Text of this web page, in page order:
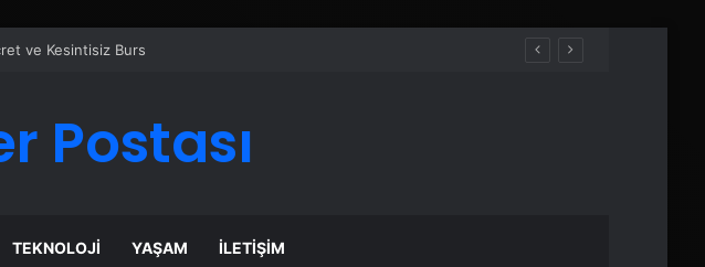
Ajansı
Postası
TEKNOLOJI YAŞAM İLETIŞIM